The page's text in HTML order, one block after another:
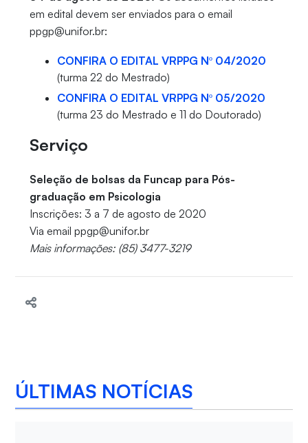
em edital devem ser enviados para o email
ppgp@unifor.br:
CONFIRA O EDITAL VRPPG Nº 04/2020
(turma 22 do Mestrado)
CONFIRA O EDITAL VRPPG Nº 05/2020
(turma 23 do Mestrado e 11 do Doutorado)
Serviço
Seleção de bolsas da Funcap para Pós-
graduação em Psicologia
Inscrições: 3 a 7 de agosto de 2020
Via email ppgp@unifor.br
Mais informações: (85) 3477-3219
ÚLTIMAS NOTÍCIAS